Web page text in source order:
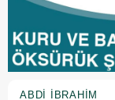
ABDI İBRAHIM